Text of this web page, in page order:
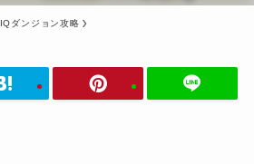
IQダンジョン攻略